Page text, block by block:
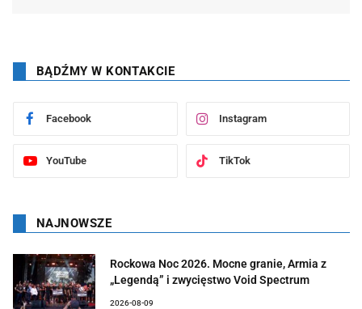
BĄDŹMY W KONTAKCIE
Facebook Instagram
YouTube TikTok
NAJNOWSZE
Rockowa Noc 2026. Mocne granie, Armia z
„Legendą” i zwycięstwo Void Spectrum
2026-08-09